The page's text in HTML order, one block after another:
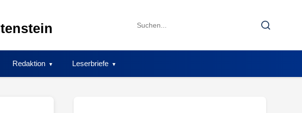
Search
Search
Redaktion Leserbriefe